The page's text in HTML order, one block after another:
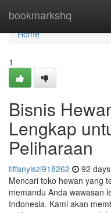
bookmarkshq
Home
Home
1
Bisnis
Lengkap
Peliharaan
tiffanyiszi918262 92
Mencari toko hewan yang
memandu Anda wawasan
Indonesia. Kami akan